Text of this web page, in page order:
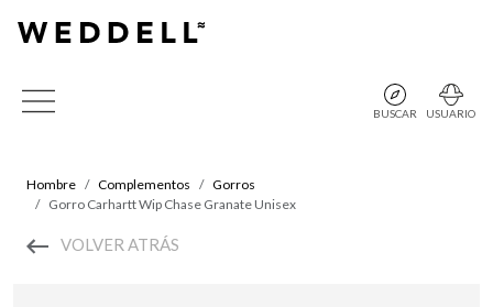
BUSCAR USUARIO
Hombre Complementos
Gorros
Gorro Carhartt Wip Chase Granate Unisex
VOLVER ATRÁS